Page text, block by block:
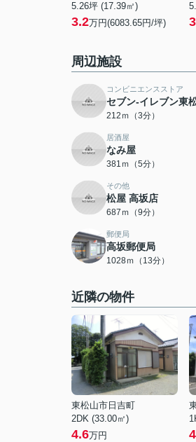
5.26坪 (17.39㎡)
3.2万円(6083.65円/坪)
周辺施設
コンビニエンスストア
セブン-イレブン東
212ｍ（3分）
居酒屋
なみ屋
381ｍ（5分）
その他
松屋 高坂店
687ｍ（9分）
郵便局
高坂郵便局
1028ｍ（13分）
近隣の物件
東松山市日吉町
2DK (33.00㎡)
4.6万円